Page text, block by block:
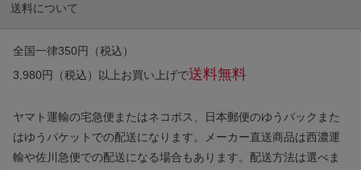
送料について
全国一律350円（税込）
3,980円（税込）以上お買い上げで送料無料
ヤマト運輸の宅急便またはネコポス、日本郵便のゆうパックまた
はゆうパケットでの配送になります。メーカー直送商品は西濃運
輸や佐川急便での配送になる場合もあります。配送方法は選べま